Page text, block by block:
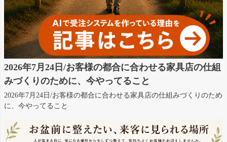
2026年7月24日/お客様の都合に合わせる家具店の仕組
みづくりのために、今やってること
2026年7月24日/お客様の都合に合わせる家具店の仕組みづくりのため
に、今やってること